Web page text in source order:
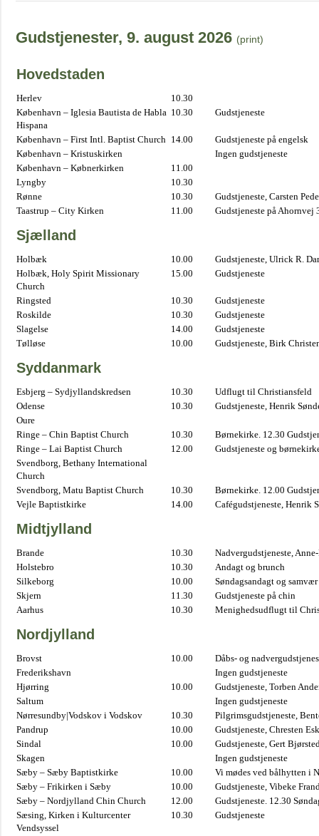
Gudstjenester, 9. august 2026 (print)
Hovedstaden
Herlev
10.30
København – Iglesia Bautista de Habla
Hispana
10.30 Gudstjeneste
København – First Intl. Baptist Church 14.00
Gudstjeneste på engelsk
København – Kristuskirken
Ingen gudstjeneste
København – Købnerkirken
11.00
Lyngby
10.30
Rønne
10.30
Gudstjeneste, Carsten
Taastrup – City Kirken
11.00 Gudstjeneste på Ahornvej
Sjælland
Holbæk 10.00
Gudstjeneste, Ulrick R.
Holbæk, Holy Spirit Missionary
Church
15.00 Gudstjeneste
Ringsted 10.30
Gudstjeneste
Roskilde
10.30
Gudstjeneste
Slagelse
14.00
Gudstjeneste
Tølløse
10.00 Gudstjeneste, Birk
Syddanmark
Esbjerg – Sydjyllandskredsen 10.30
Udflugt til Christiansfeld
Odense
10.30
Gudstjeneste, Henrik
Oure
Ringe – Chin Baptist Church
10.30
Børnekirke. 12.30
Ringe – Lai Baptist Church
12.00
Gudstjeneste og
Svendborg, Bethany International
Church
Svendborg, Matu Baptist Church
10.30
Børnekirke. 12.00
Vejle Baptistkirke
14.00 Cafégudstjeneste, Henrik
Midtjylland
Brande 10.30
Nadvergudstjeneste,
Holstebro
10.30
Andagt og brunch
Silkeborg
10.00
Søndagsandagt og samvær
Skjern
11.30
Gudstjeneste på chin
Aarhus
10.30 Menighedsudflugt til
Nordjylland
Brovst 10.00
Dåbs- og
Frederikshavn
Ingen gudstjeneste
Hjørring
10.00
Gudstjeneste, Torben
Saltum
Ingen gudstjeneste
Nørresundby|Vodskov i Vodskov
10.30
Pilgrimsgudstjeneste,
Pandrup
10.00
Gudstjeneste, Chresten
Sindal
10.00
Gudstjeneste, Gert
Skagen
Ingen gudstjeneste
Sæby – Sæby Baptistkirke
10.00
Vi mødes ved bålhytten i
Sæby – Frikirken i Sæby
10.00
Gudstjeneste, Vibeke
Sæby – Nordjylland Chin Church
12.00
Gudstjeneste. 12.30
Sæsing, Kirken i Kulturcenter
Vendsyssel
10.30 Gudstjeneste